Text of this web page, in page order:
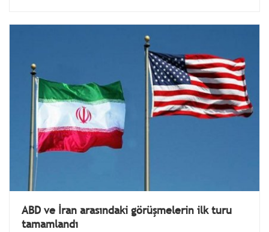
ABD ve İran arasındaki görüşmelerin ilk turu
tamamlandı